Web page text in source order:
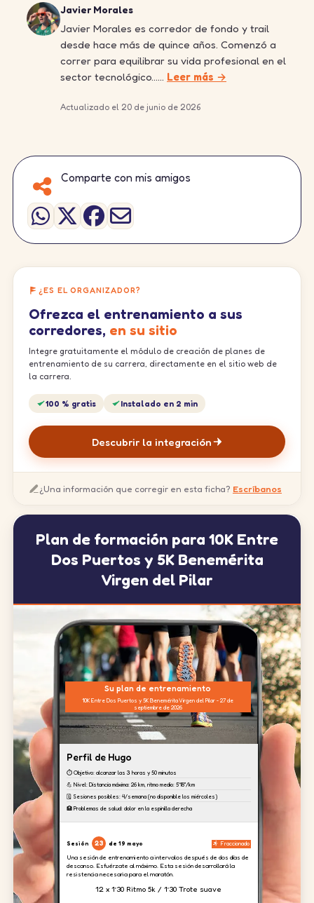
Javier Morales
Javier Morales es corredor de fondo y trail
desde hace más de quince años. Comenzó a
correr para equilibrar su vida profesional en el
sector tecnológico…… Leer más →
Actualizado el 20 de junio de 2026
Comparte con mis amigos
¿ES EL ORGANIZADOR?
Ofrezca el entrenamiento a sus
corredores, en su sitio
Integre gratuitamente el módulo de creación de planes de
entrenamiento de su carrera, directamente en el sitio web de
la carrera.
100 % gratis Instalado en 2 min
Descubrir la integración
¿Una información que corregir en esta ficha? Escríbanos
Plan de formación para 10K Entre
Dos Puertos y 5K Benemérita
Virgen del Pilar
Su plan de entrenamiento
10K Entre Dos Puertos y 5K Benemérita Virgen del Pilar - 27 de
septiembre de 2026
Perfil de Hugo
⏱️ Objetivo: alcanzar las 3 horas y 50 minutos
💪 Nivel: Distancia máxima: 26 km, ritmo medio: 5'18''/km
🗓️ Sesiones posibles: 4/semana (no disponible los miércoles)
🏥 Problemas de salud: dolor en la espinilla derecha
Sesión 23 de 19 mayo Fraccionado
Una sesión de entrenamiento a intervalos después de dos días de
descanso. Esfuérzate al máximo. Esta sesión desarrollará la
resistencia necesaria para el maratón.
12 x 1’30 Ritmo 5k / 1’30 Trote suave